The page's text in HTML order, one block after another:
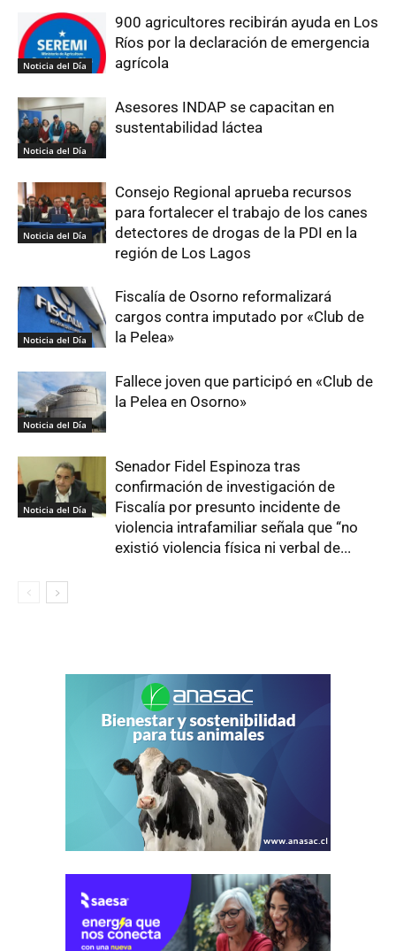
Noticia del Día
900 agricultores recibirán ayuda en Los
Ríos por la declaración de emergencia
agrícola
Noticia del Día
Asesores INDAP se capacitan en
sustentabilidad láctea
Noticia del Día
Consejo Regional aprueba recursos
para fortalecer el trabajo de los canes
detectores de drogas de la PDI en la
región de Los Lagos
Noticia del Día
Fiscalía de Osorno reformalizará
cargos contra imputado por «Club de
la Pelea»
Noticia del Día
Fallece joven que participó en «Club de
la Pelea en Osorno»
Noticia del Día
Senador Fidel Espinoza tras
confirmación de investigación de
Fiscalía por presunto incidente de
violencia intrafamiliar señala que “no
existió violencia física ni verbal de...